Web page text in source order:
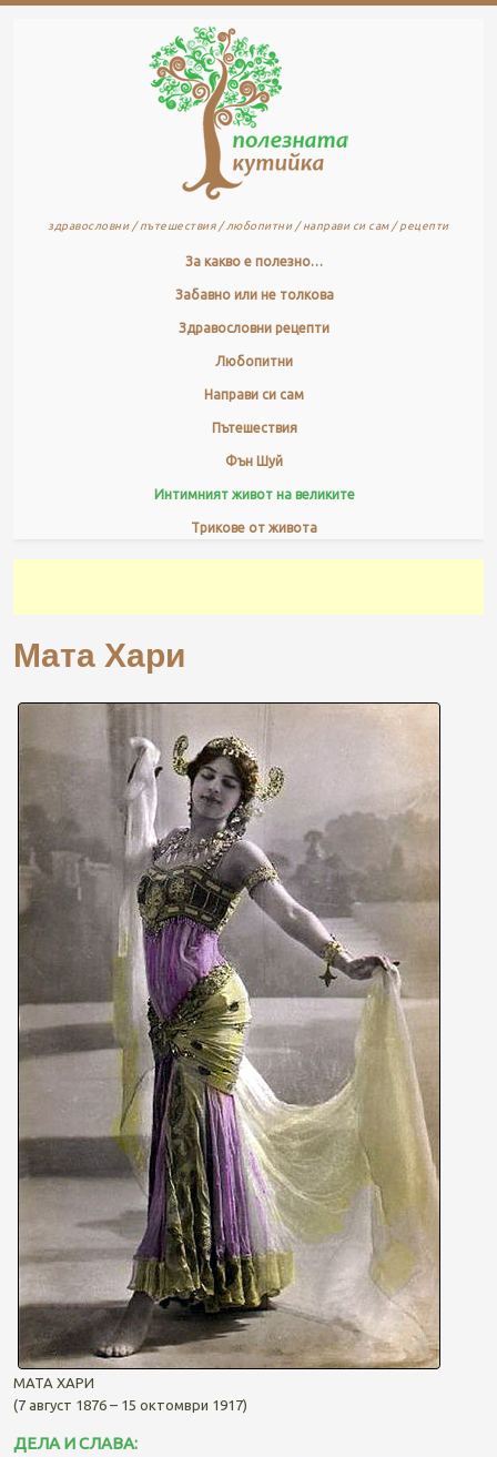
здравословни / пътешествия / любопитни / направи си сам / рецепти
За какво е полезно…
Забавно или не толкова
Здравословни рецепти
Любопитни
Направи си сам
Пътешествия
Фън Шуй
Интимният живот на великите
Трикове от живота
Мата Хари
МАТА ХАРИ
(7 август 1876 – 15 октомври 1917)
ДЕЛА И СЛАВА: